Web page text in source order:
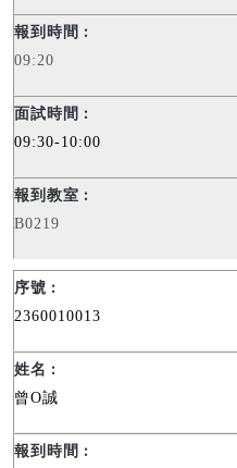
09:20
09:30-10:00
B0219
2360010013
曾O誠